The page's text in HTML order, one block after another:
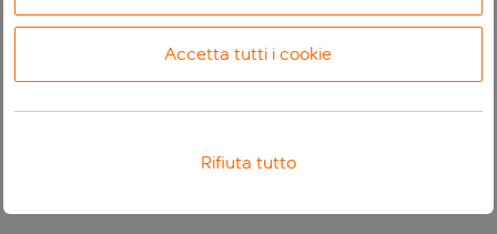
Accetta tutti i cookie
Rifiuta tutto